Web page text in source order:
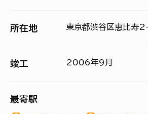
所在地 東京都渋谷区恵比寿
竣工 2006年9月
最寄駅